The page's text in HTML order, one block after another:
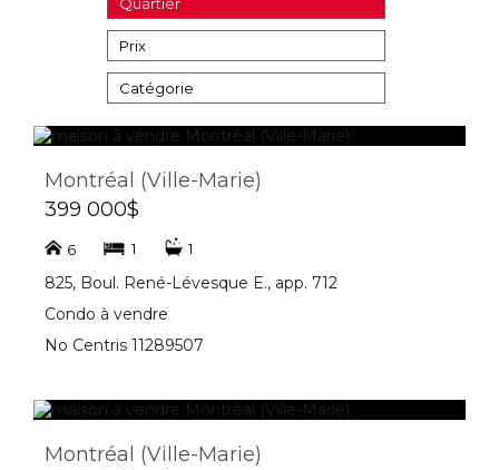
Quartier
Prix
Catégorie
Montréal (Ville-Marie)
399 000$
6 1 1
825, Boul. René-Lévesque E., app. 712
Condo à vendre
No Centris 11289507
Montréal (Ville-Marie)